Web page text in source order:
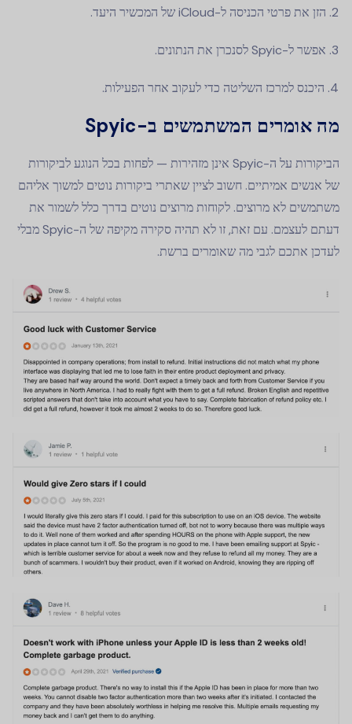
הזן את פרטי הכניסה ל-iCloud של המכשיר היעד.
אפשר ל-Spyic לסנכרן את הנתונים.
היכנס למרכז השליטה כדי לעקוב אחר הפעילות.
מה אומרים המשתמשים ב-Spyic
הביקורות על ה-Spyic אינן מזהירות — לפחות בכל הנוגע לביקורות
של אנשים אמיתיים. חשוב לציין שאתרי ביקורות נוטים למשוך אליהם
משתמשים לא מרוצים. לקוחות מרוצים נוטים בדרך כלל לשמור את
דעתם לעצמם. עם זאת, זו לא תהיה סקירה מקיפה של ה-Spyic מבלי
לעדכן אתכם לגבי מה שאומרים ברשת.